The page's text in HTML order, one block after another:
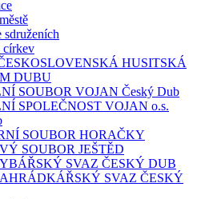
sdruženích
církev
HUSITSKÁ
DUBU
SOUBOR VOJAN Český Dub
SPOLEČNOST VOJAN o.s.
SOUBOR HORAČKY
SOUBOR JEŠTĚD
SVAZ ČESKÝ DUB
SVAZ ČESKÝ